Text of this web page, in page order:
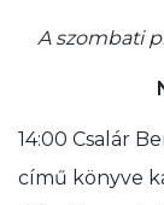
A szombati
14:00 Csalár
című könyve